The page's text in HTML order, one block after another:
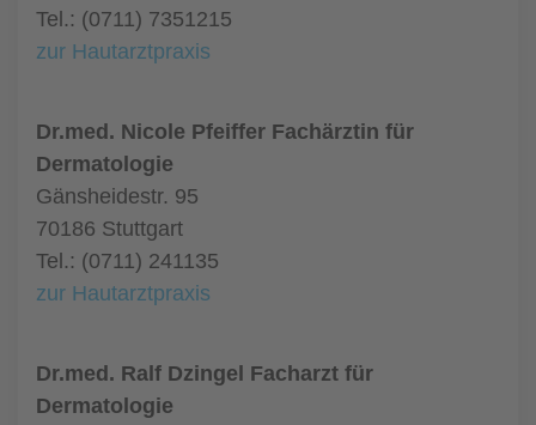
Tel.: (0711) 7351215
zur Hautarztpraxis
Dr.med. Nicole Pfeiffer Fachärztin für
Dermatologie
Gänsheidestr. 95
70186 Stuttgart
Tel.: (0711) 241135
zur Hautarztpraxis
Dr.med. Ralf Dzingel Facharzt für
Dermatologie